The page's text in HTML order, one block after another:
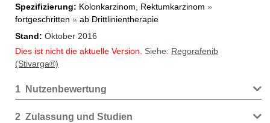
Spezifizierung
Kolonkarzinom, Rektumkarzinom »
fortgeschritten » ab Drittlinientherapie
Stand
Oktober 2016
Dies ist nicht die aktuelle Version.
Siehe: Regorafenib
(Stivarga®)
1 Nutzenbewertung
2 Zulassung und Studien